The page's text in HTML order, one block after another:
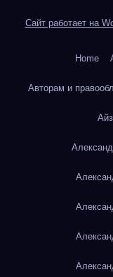
Сайт работает на
Home
Авторам и